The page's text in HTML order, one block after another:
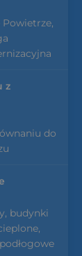
Powietrze,
z
do
budynki